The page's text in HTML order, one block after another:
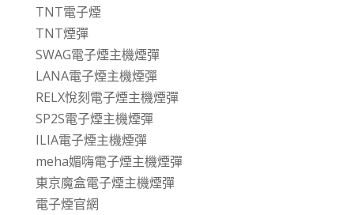
TNT電子煙
TNT煙彈
SWAG電子煙主機煙彈
LANA電子煙主機煙彈
RELX悅刻電子煙主機煙彈
SP2S電子煙主機煙彈
ILIA電子煙主機煙彈
meha媚嗨電子煙主機煙彈
東京魔盒電子煙主機煙彈
電子煙官網